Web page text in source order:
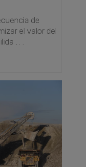
de
el valor del
. . .